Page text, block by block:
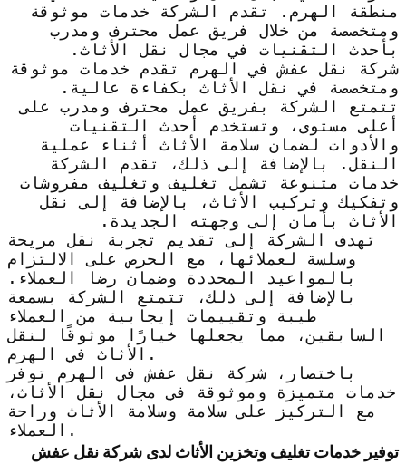
منطقة الهرم. تقدم الشركة خدمات موثوقة
ومتخصصة من خلال فريق عمل محترف ومدرب
بأحدث التقنيات في مجال نقل الأثاث.
شركة نقل عفش في الهرم تقدم خدمات موثوقة
ومتخصصة في نقل الأثاث بكفاءة عالية.
تتمتع الشركة بفريق عمل محترف ومدرب على
أعلى مستوى، وتستخدم أحدث التقنيات
والأدوات لضمان سلامة الأثاث أثناء عملية
النقل. بالإضافة إلى ذلك، تقدم الشركة
خدمات متنوعة تشمل تغليف وتغليف مفروشات
وتفكيك وتركيب الأثاث، بالإضافة إلى نقل
الأثاث بأمان إلى وجهته الجديدة.
تهدف الشركة إلى تقديم تجربة نقل مريحة
وسلسة لعملائها، مع الحرص على الالتزام
بالمواعيد المحددة وضمان رضا العملاء.
بالإضافة إلى ذلك، تتمتع الشركة بسمعة
طيبة وتقييمات إيجابية من العملاء
السابقين، مما يجعلها خيارًا موثوقًا لنقل
الأثاث في الهرم.
باختصار، شركة نقل عفش في الهرم توفر
خدمات متميزة وموثوقة في مجال نقل الأثاث،
مع التركيز على سلامة وسلامة الأثاث وراحة
العملاء.
توفير خدمات تغليف وتخزين الأثاث لدى شركة نقل عفش